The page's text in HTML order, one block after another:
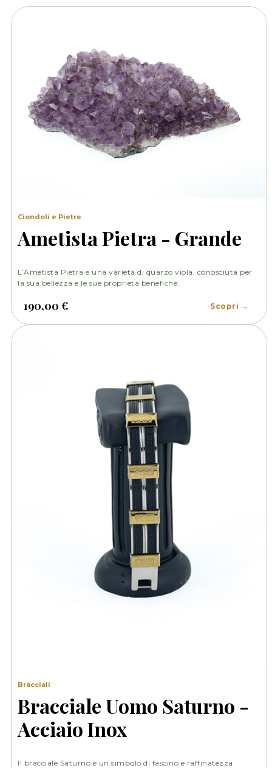
Ciondoli e Pietre
Ametista Pietra - Grande
L’Ametista Pietra è una varietà di quarzo viola, conosciuta per
la sua bellezza e le sue proprietà benefiche.
190,00 € Scopri →
Bracciali
Bracciale Uomo Saturno -
Acciaio Inox
Il bracciale Saturno è un simbolo di fascino e raffinatezza